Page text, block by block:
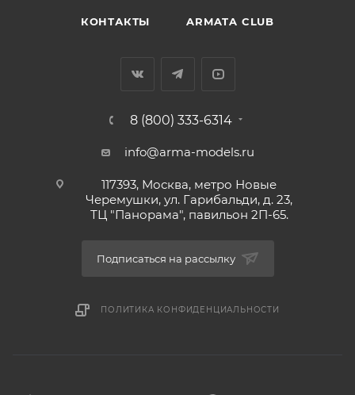
КОНТАКТЫ ARMATA CLUB
8 (800) 333-6314
info@arma-models.ru
117393, Москва, метро Новые
Черемушки, ул. Гарибальди, д. 23,
ТЦ "Панорама", павильон 2П-65.
Подписаться на рассылку
ПОЛИТИКА КОНФИДЕНЦИАЛЬНОСТИ